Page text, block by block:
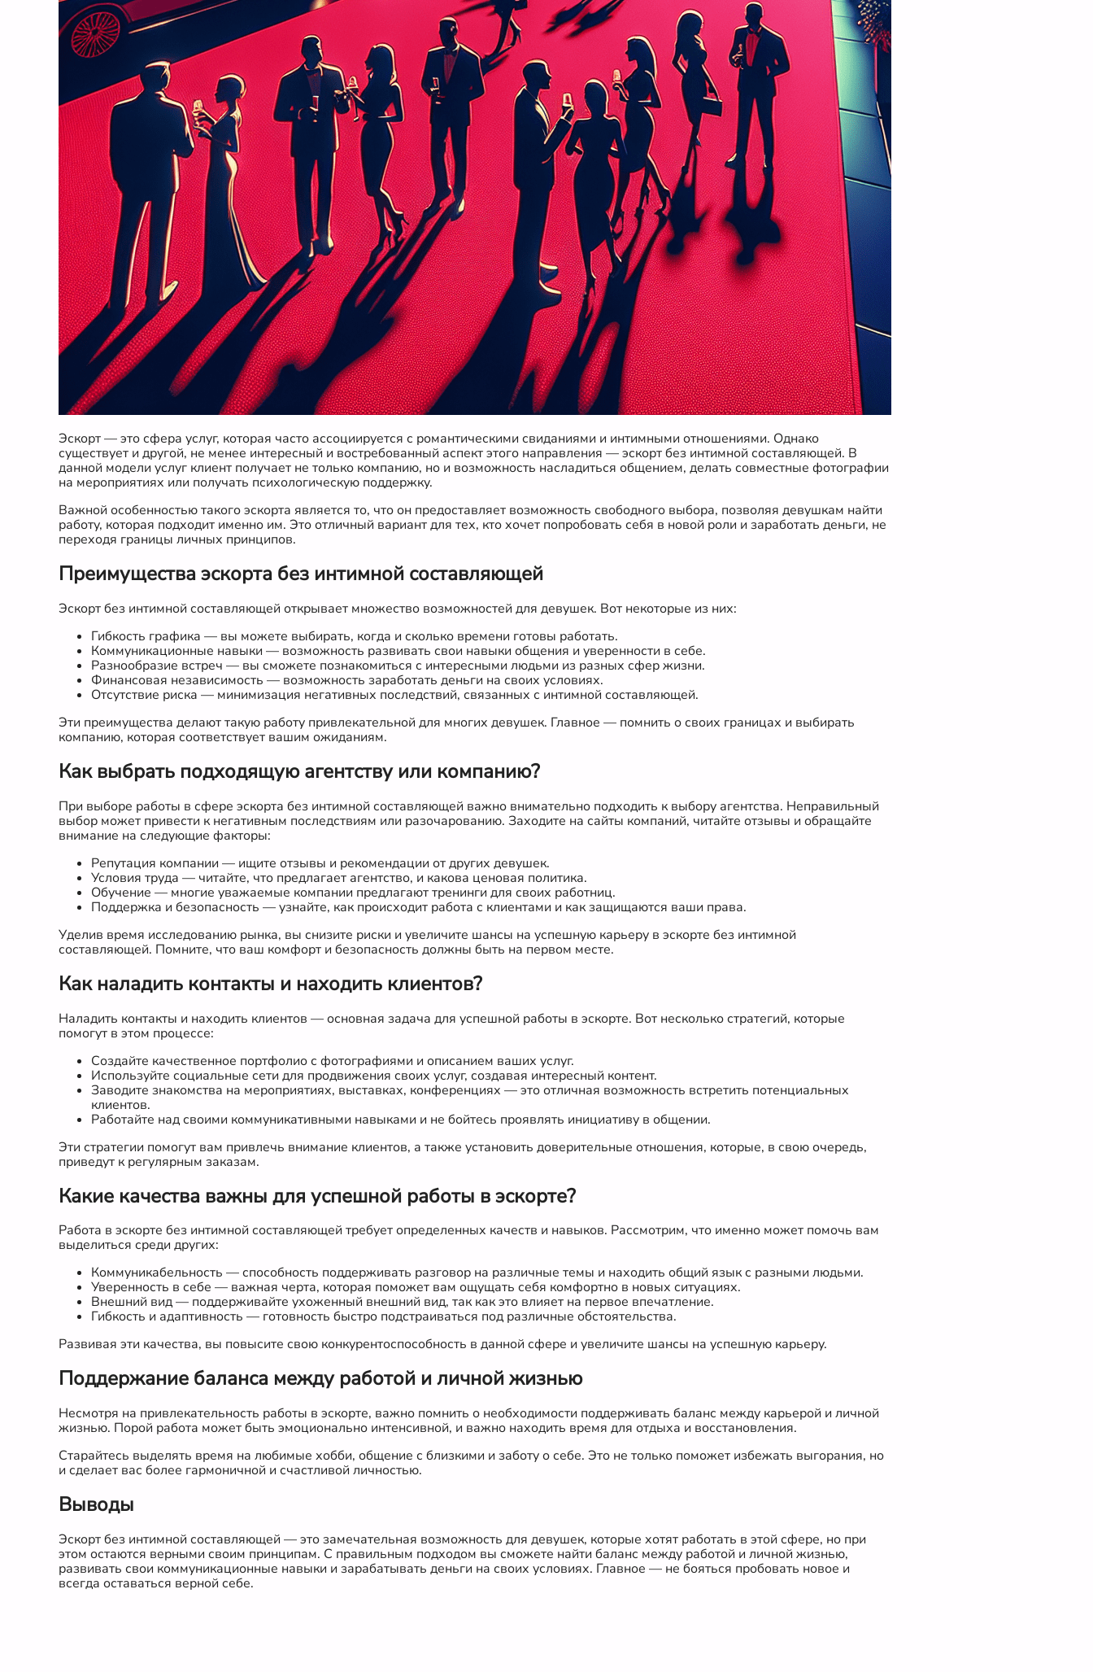
Эскорт — это сфера услуг, которая часто ассоциируется с романтическими свиданиями и интимными отношениями. Однако
существует и другой, не менее интересный и востребованный аспект этого направления — эскорт без интимной составляющей. В
данной модели услуг клиент получает не только компанию, но и возможность насладиться общением, делать совместные фотографии
на мероприятиях или получать психологическую поддержку.
Важной особенностью такого эскорта является то, что он предоставляет возможность свободного выбора, позволяя девушкам найти
работу, которая подходит именно им. Это отличный вариант для тех, кто хочет попробовать себя в новой роли и заработать деньги, не
переходя границы личных принципов.
Преимущества эскорта без интимной составляющей
Эскорт без интимной составляющей открывает множество возможностей для девушек. Вот некоторые из них:
Гибкость графика — вы можете выбирать, когда и сколько времени готовы работать.
Коммуникационные навыки — возможность развивать свои навыки общения и уверенности в себе.
Разнообразие встреч — вы сможете познакомиться с интересными людьми из разных сфер жизни.
Финансовая независимость — возможность заработать деньги на своих условиях.
Отсутствие риска — минимизация негативных последствий, связанных с интимной составляющей.
Эти преимущества делают такую работу привлекательной для многих девушек. Главное — помнить о своих границах и выбирать
компанию, которая соответствует вашим ожиданиям.
Как выбрать подходящую агентству или компанию?
При выборе работы в сфере эскорта без интимной составляющей важно внимательно подходить к выбору агентства. Неправильный
выбор может привести к негативным последствиям или разочарованию. Заходите на сайты компаний, читайте отзывы и обращайте
внимание на следующие факторы:
Репутация компании — ищите отзывы и рекомендации от других девушек.
Условия труда — читайте, что предлагает агентство, и какова ценовая политика.
Обучение — многие уважаемые компании предлагают тренинги для своих работниц.
Поддержка и безопасность — узнайте, как происходит работа с клиентами и как защищаются ваши права.
Уделив время исследованию рынка, вы снизите риски и увеличите шансы на успешную карьеру в эскорте без интимной
составляющей. Помните, что ваш комфорт и безопасность должны быть на первом месте.
Как наладить контакты и находить клиентов?
Наладить контакты и находить клиентов — основная задача для успешной работы в эскорте. Вот несколько стратегий, которые
помогут в этом процессе:
Создайте качественное портфолио с фотографиями и описанием ваших услуг.
Используйте социальные сети для продвижения своих услуг, создавая интересный контент.
Заводите знакомства на мероприятиях, выставках, конференциях — это отличная возможность встретить потенциальных
клиентов.
Работайте над своими коммуникативными навыками и не бойтесь проявлять инициативу в общении.
Эти стратегии помогут вам привлечь внимание клиентов, а также установить доверительные отношения, которые, в свою очередь,
приведут к регулярным заказам.
Какие качества важны для успешной работы в эскорте?
Работа в эскорте без интимной составляющей требует определенных качеств и навыков. Рассмотрим, что именно может помочь вам
выделиться среди других:
Коммуникабельность — способность поддерживать разговор на различные темы и находить общий язык с разными людьми.
Уверенность в себе — важная черта, которая поможет вам ощущать себя комфортно в новых ситуациях.
Внешний вид — поддерживайте ухоженный внешний вид, так как это влияет на первое впечатление.
Гибкость и адаптивность — готовность быстро подстраиваться под различные обстоятельства.
Развивая эти качества, вы повысите свою конкурентоспособность в данной сфере и увеличите шансы на успешную карьеру.
Поддержание баланса между работой и личной жизнью
Несмотря на привлекательность работы в эскорте, важно помнить о необходимости поддерживать баланс между карьерой и личной
жизнью. Порой работа может быть эмоционально интенсивной, и важно находить время для отдыха и восстановления.
Старайтесь выделять время на любимые хобби, общение с близкими и заботу о себе. Это не только поможет избежать выгорания, но
и сделает вас более гармоничной и счастливой личностью.
Выводы
Эскорт без интимной составляющей — это замечательная возможность для девушек, которые хотят работать в этой сфере, но при
этом остаются верными своим принципам. С правильным подходом вы сможете найти баланс между работой и личной жизнью,
развивать свои коммуникационные навыки и зарабатывать деньги на своих условиях. Главное — не бояться пробовать новое и
всегда оставаться верной себе.